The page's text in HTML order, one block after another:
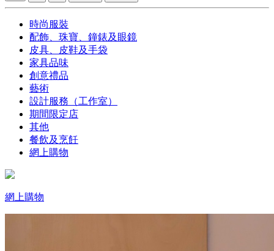
時尚服裝
配飾、珠寶、鐘錶及眼鏡
皮具、皮鞋及手袋
家具品味
創意禮品
藝術
設計服務（工作室）
期間限定店
其他
餐飲及烹飪
網上購物
網上購物